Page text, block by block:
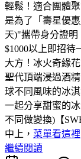
輕鬆！適合團體
是為了「壽星優
天)"攜帶身分證明
$1000以上即招待
大方！冰火奇緣
聖代頂端浸過酒
球不同風味的冰
一起分享甜蜜的
不同做變換)【
中上， 菜單看這裡
繼續閱讀